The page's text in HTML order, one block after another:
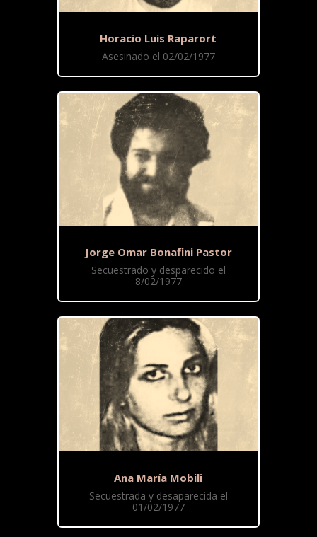
Horacio Luis Raparort
Asesinado el 02/02/1977
Jorge Omar Bonafini Pastor
Secuestrado y desparecido el
8/02/1977
Ana María Mobili
Secuestrada y desaparecida el
01/02/1977